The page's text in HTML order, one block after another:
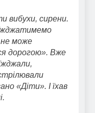
вибухи, сирени.
може
дорогою». Вже
«Діти». І їхав